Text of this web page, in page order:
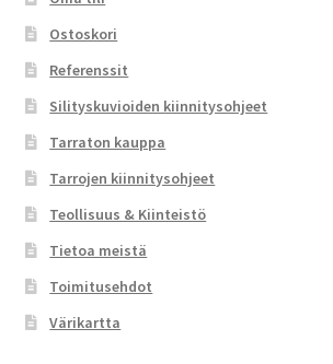
Ostoskori
Referenssit
Silityskuvioiden kiinnitysohjeet
Tarraton kauppa
Tarrojen kiinnitysohjeet
Teollisuus & Kiinteistö
Tietoa meistä
Toimitusehdot
Värikartta